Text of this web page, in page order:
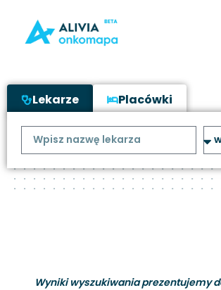
Lekarze Placówki
Wyniki wyszukiwania prezentujemy